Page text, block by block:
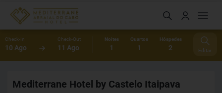
Check-In
10 Ago
Check-Out
11 Ago
Noites
1
Quartos
1
Hóspedes
2 Editar
Mediterrane Hotel by Castelo Itaipava